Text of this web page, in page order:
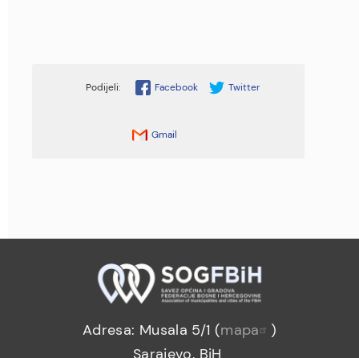
Facebook Twitter
Gmail
Adresa: Musala 5/1 (mapa
)
Sarajevo, BiH